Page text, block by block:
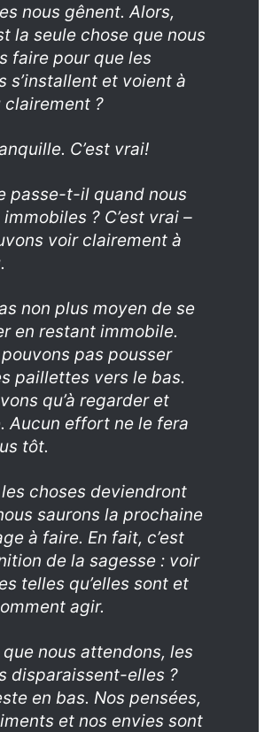
nous gênent. Alors,
la seule chose que nous
faire pour que les
s’installent et voient à
clairement ?
C’est vrai!
passe-t-il quand nous
? C’est vrai –
voir clairement à
non plus moyen de se
en restant immobile.
pas pousser
paillettes vers le bas.
qu’à regarder et
Aucun effort ne le fera
tôt.
choses deviendront
saurons la prochaine
à faire. En fait, c’est
de la sagesse : voir
telles qu’elles sont et
agir.
nous attendons, les
disparaissent-elles ?
en bas. Nos pensées,
et nos envies sont